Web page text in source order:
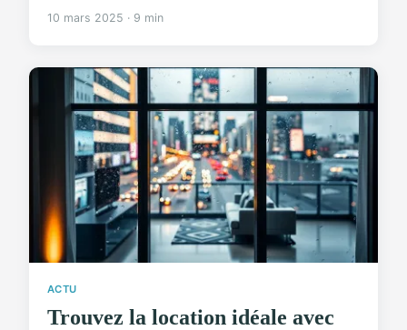
10 mars 2025 · 9 min
ACTU
Trouvez la location idéale avec